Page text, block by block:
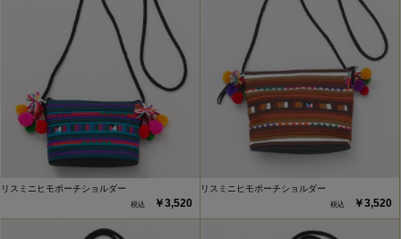
リスミニヒモポーチショルダー
￥3,520
リスミニヒモポーチショルダー
￥3,520